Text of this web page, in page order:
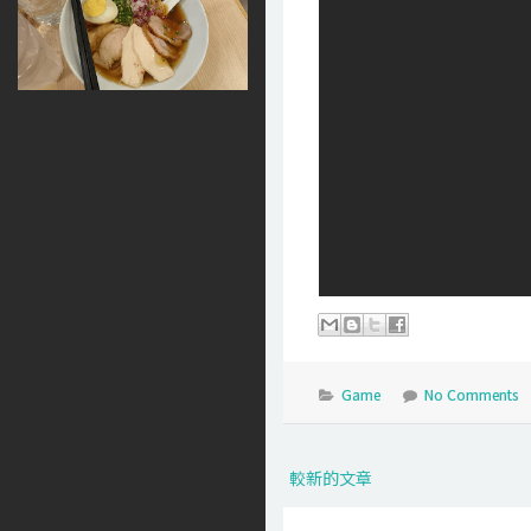
Game No Comments
較新的文章